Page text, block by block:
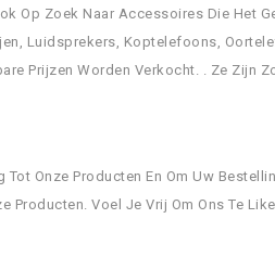
Op Zoek Naar Accessoires Die Het
Luidsprekers, Koptelefoons,
Prijzen Worden Verkocht. . Ze Zijn
Onze Producten En Om Uw
Producten. Voel Je Vrij Om Ons Te